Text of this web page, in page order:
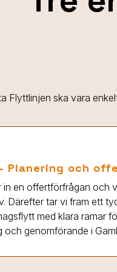
Flyttlinjen ska vara
Planering och
in en offertförfrågan och
Därefter tar vi fram ett
med klara ramar
och genomförande i